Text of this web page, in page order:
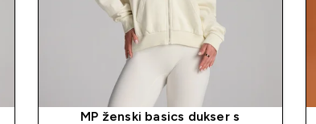
MP ženski basics dukser s